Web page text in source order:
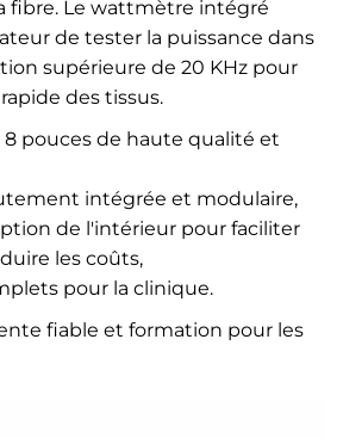
fibre. Le wattmètre intégré
de tester la puissance dans
supérieure de 20 KHz pour
des tissus.
8 pouces de haute qualité et
intégrée et modulaire,
de l'intérieur pour faciliter
les coûts,
pour la clinique.
fiable et formation pour les